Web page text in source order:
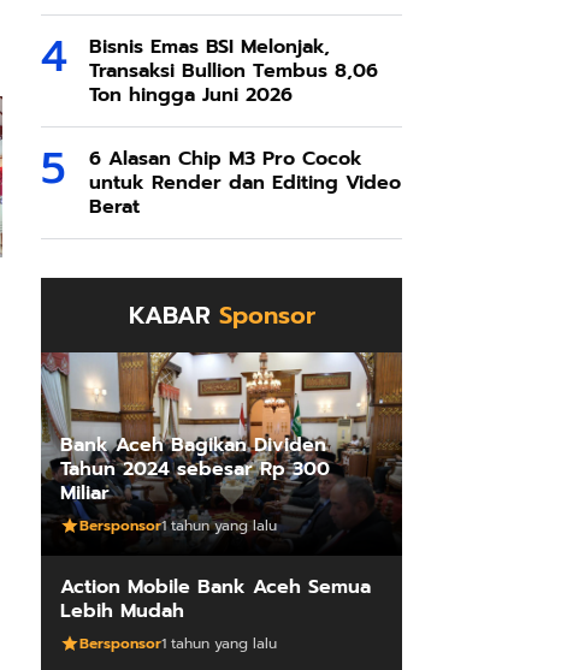
Bisnis Emas BSI Melonjak,
Transaksi Bullion Tembus 8,06
Ton hingga Juni 2026
6 Alasan Chip M3 Pro Cocok
untuk Render dan Editing Video
Berat
KABAR Sponsor
Bank Aceh Bagikan Dividen
Tahun 2024 sebesar Rp 300
Miliar
Bersponsor1 tahun yang lalu
Action Mobile Bank Aceh Semua
Lebih Mudah
Bersponsor1 tahun yang lalu